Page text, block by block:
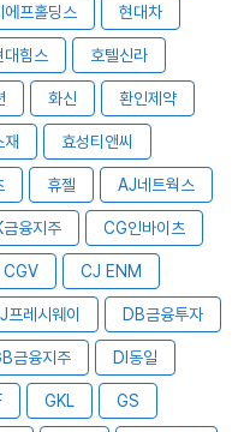
에프홀딩스 현대차
대힘스 호텔신라
화신 환인제약
재 효성티앤씨
휴젤 AJ네트웍스
융지주 CG인바이츠
CJ ENM
프레시웨이 DB금융투자
금융지주 DI동일
GKL GS